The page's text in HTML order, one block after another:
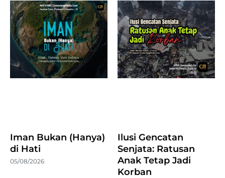
Iman Bukan (Hanya)
di Hati
05/08/2026
Ilusi Gencatan
Senjata: Ratusan
Anak Tetap Jadi
Korban